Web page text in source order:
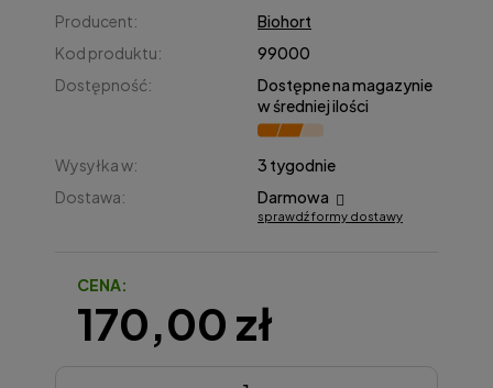
Producent:
Biohort
Kod produktu:
99000
Dostępność:
Dostępne na magazynie
w średniej ilości
Wysyłka w:
3 tygodnie
Dostawa:
Darmowa
Cena nie zawiera ewentualnych kosztów płatności
sprawdź formy dostawy
CENA:
170,00 zł